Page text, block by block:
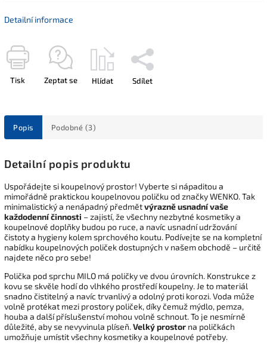
Detailní informace
Tisk Zeptat se Hlídat Sdílet
Popis Podobné (3)
Detailní popis produktu
Uspořádejte si koupelnový prostor! Vyberte si nápaditou a
mimořádně praktickou koupelnovou poličku od značky WENKO. Tak
minimalistický a nenápadný předmětvýrazně usnadní vaše
každodenní činnosti – zajistí, že všechny nezbytné kosmetiky a
koupelnové doplňky budou po ruce, a navíc usnadní udržování
čistoty a hygieny kolem sprchového koutu. Podívejte se na kompletní
nabídku koupelnových poliček dostupných v našem obchodě – určitě
najdete něco pro sebe!
Polička pod sprchu MILO má poličky ve dvou úrovních. Konstrukce z
kovu se skvěle hodí do vlhkého prostředí koupelny. Je to materiál
snadno čistitelný a navíc trvanlivý a odolný proti korozi. Voda může
volně protékat mezi prostory poliček, díky čemuž mýdlo, pemza,
houba a další příslušenství mohou volně schnout. To je nesmírně
důležité, aby se nevyvinula plíseň.Velký prostor na poličkách
umožňuje umístit všechny kosmetiky a koupelnové potřeby.